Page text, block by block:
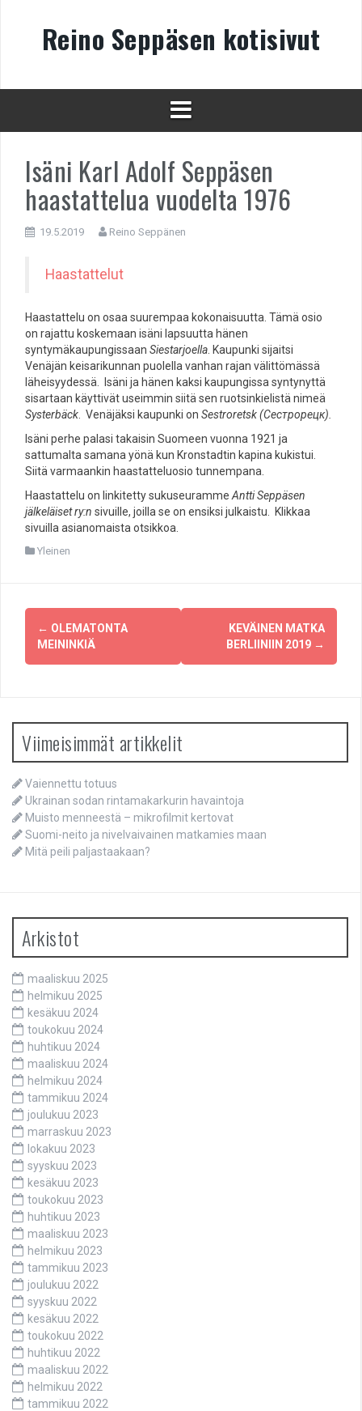
Reino Seppäsen kotisivut
Isäni Karl Adolf Seppäsen
haastattelua vuodelta 1976
19.5.2019 Reino Seppänen
Haastattelut
Haastattelu on osaa suurempaa kokonaisuutta. Tämä osio
on rajattu koskemaan isäni lapsuutta hänen
syntymäkaupungissaan Siestarjoella . Kaupunki sijaitsi
Venäjän keisarikunnan puolella vanhan rajan välittömässä
läheisyydessä. Isäni ja hänen kaksi kaupungissa syntynyttä
sisartaan käyttivät useimmin siitä sen ruotsinkielistä nimeä
Systerbäck . Venäjäksi kaupunki on Sestroretsk (Сестрорецк).
Isäni perhe palasi takaisin Suomeen vuonna 1921 ja
sattumalta samana yönä kun Kronstadtin kapina kukistui.
Siitä varmaankin haastatteluosio tunnempana.
Haastattelu on linkitetty sukuseuramme Antti Seppäsen
jälkeläiset ry:n sivuille, joilla se on ensiksi julkaistu. Klikkaa
sivuilla asianomaista otsikkoa.
Yleinen
Post
navigation
← OLEMATONTA
MEININKIÄ
KEVÄINEN MATKA
BERLIINIIN 2019 →
Viimeisimmät artikkelit
Vaiennettu totuus
Ukrainan sodan rintamakarkurin havaintoja
Muisto menneestä – mikrofilmit kertovat
Suomi-neito ja nivelvaivainen matkamies maan
Mitä peili paljastaakaan?
Arkistot
maaliskuu 2025
helmikuu 2025
kesäkuu 2024
toukokuu 2024
huhtikuu 2024
maaliskuu 2024
helmikuu 2024
tammikuu 2024
joulukuu 2023
marraskuu 2023
lokakuu 2023
syyskuu 2023
kesäkuu 2023
toukokuu 2023
huhtikuu 2023
maaliskuu 2023
helmikuu 2023
tammikuu 2023
joulukuu 2022
syyskuu 2022
kesäkuu 2022
toukokuu 2022
huhtikuu 2022
maaliskuu 2022
helmikuu 2022
tammikuu 2022